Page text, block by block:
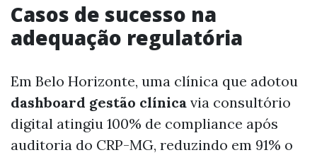
Casos de sucesso na
adequação regulatória
Em Belo Horizonte, uma clínica que adotou
dashboard gestão clínica via consultório
digital atingiu 100% de compliance após
auditoria do CRP-MG, reduzindo em 91% o